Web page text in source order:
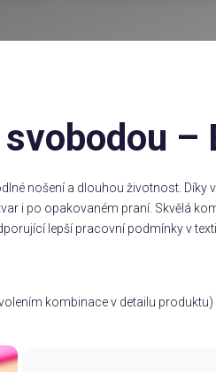
nošení a dlouhou životnost. Díky
i po opakovaném praní. Skvělá
lepší pracovní podmínky v
kombinace v detailu produktu)